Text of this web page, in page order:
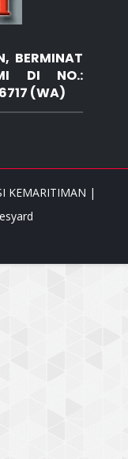
BERMINAT
DI NO.:
(WA)
KEMARITIMAN |